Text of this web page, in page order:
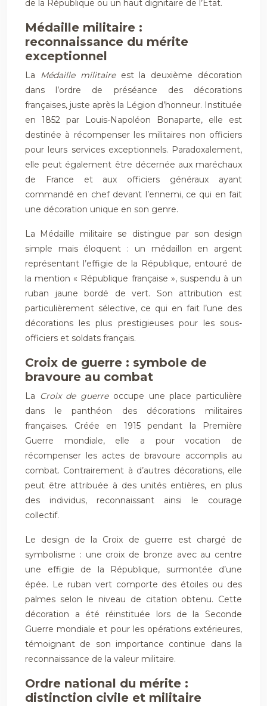
de la République ou un haut dignitaire de l’État.
Médaille militaire :
reconnaissance du mérite
exceptionnel
La Médaille militaire est la deuxième décoration
dans l’ordre de préséance des décorations
françaises, juste après la Légion d’honneur. Instituée
en 1852 par Louis-Napoléon Bonaparte, elle est
destinée à récompenser les militaires non officiers
pour leurs services exceptionnels. Paradoxalement,
elle peut également être décernée aux maréchaux
de France et aux officiers généraux ayant
commandé en chef devant l’ennemi, ce qui en fait
une décoration unique en son genre.
La Médaille militaire se distingue par son design
simple mais éloquent : un médaillon en argent
représentant l’effigie de la République, entouré de
la mention « République française », suspendu à un
ruban jaune bordé de vert. Son attribution est
particulièrement sélective, ce qui en fait l’une des
décorations les plus prestigieuses pour les sous-
officiers et soldats français.
Croix de guerre : symbole de
bravoure au combat
La Croix de guerre occupe une place particulière
dans le panthéon des décorations militaires
françaises. Créée en 1915 pendant la Première
Guerre mondiale, elle a pour vocation de
récompenser les actes de bravoure accomplis au
combat. Contrairement à d’autres décorations, elle
peut être attribuée à des unités entières, en plus
des individus, reconnaissant ainsi le courage
collectif.
Le design de la Croix de guerre est chargé de
symbolisme : une croix de bronze avec au centre
une effigie de la République, surmontée d’une
épée. Le ruban vert comporte des étoiles ou des
palmes selon le niveau de citation obtenu. Cette
décoration a été réinstituée lors de la Seconde
Guerre mondiale et pour les opérations extérieures,
témoignant de son importance continue dans la
reconnaissance de la valeur militaire.
Ordre national du mérite :
distinction civile et militaire